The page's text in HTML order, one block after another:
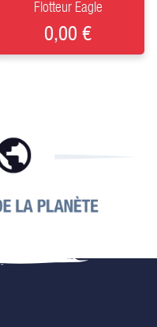
Flotteur Eagle
0,00 €